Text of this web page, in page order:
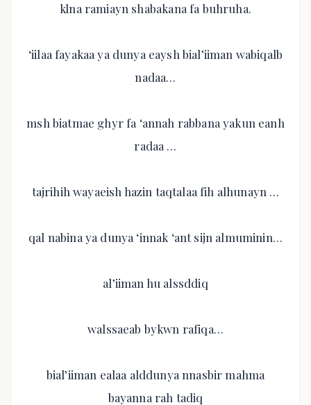
klna ramiayn shabakana fa buhruha.
‘iilaa fayakaa ya dunya eaysh bial’iiman wabiqalb
nadaa…
msh biatmae ghyr fa ‘annah rabbana yakun eanh
radaa …
tajrihih wayaeish hazin taqtalaa fih alhunayn …
qal nabina ya dunya ‘innak ‘ant sijn almuminin…
al’iiman hu alssddiq
walssaeab bykwn rafiqa…
bial’iiman ealaa alddunya nnasbir mahma
bayanna rah tadiq